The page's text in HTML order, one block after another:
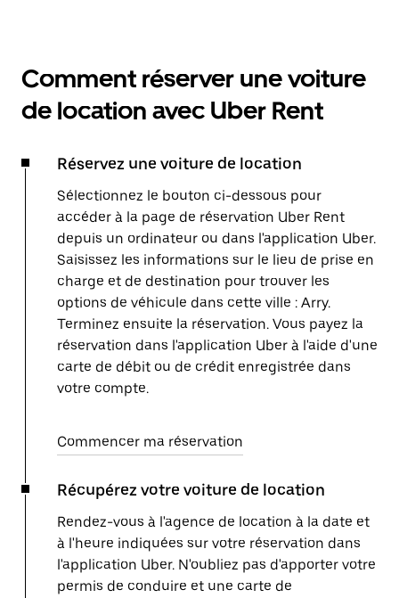
Comment réserver une voiture
de location avec Uber Rent
Réservez une voiture de location
Sélectionnez le bouton ci-dessous pour
accéder à la page de réservation Uber Rent
depuis un ordinateur ou dans l'application Uber.
Saisissez les informations sur le lieu de prise en
charge et de destination pour trouver les
options de véhicule dans cette ville : Arry.
Terminez ensuite la réservation. Vous payez la
réservation dans l'application Uber à l'aide d'une
carte de débit ou de crédit enregistrée dans
votre compte.
Commencer ma réservation
Récupérez votre voiture de location
Rendez-vous à l'agence de location à la date et
à l'heure indiquées sur votre réservation dans
l'application Uber. N'oubliez pas d'apporter votre
permis de conduire et une carte de